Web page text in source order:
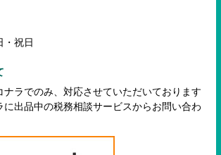
・祝日
ナラでのみ、対応させていただいております
に出品中の税務相談サービスからお問い合わ